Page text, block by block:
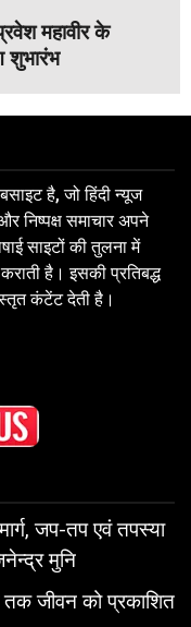
महावीर के
शुभारंभ
है, जो हिंदी न्यूज
निष्पक्ष समाचार अपने
साइटों की तुलना में
है। इसकी प्रतिबद्ध
कंटेंट देती है।
जप-तप एवं तपस्या
मुनि
जीवन को प्रकाशित